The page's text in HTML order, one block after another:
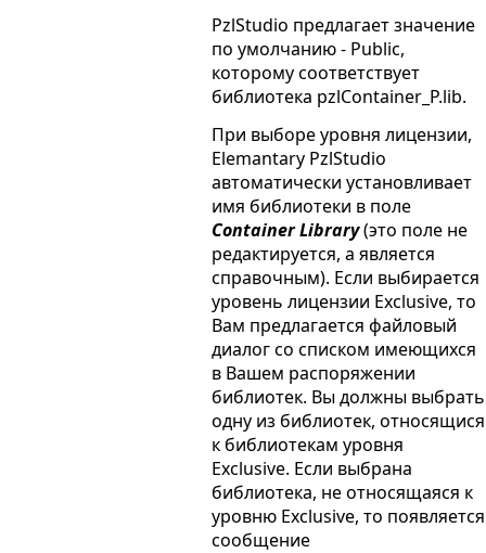
PzlStudio предлагает значение
по умолчанию - Public,
которому соответствует
библиотека pzlContainer_P.lib.
При выборе уровня лицензии,
Elemantary PzlStudio
автоматически установливает
имя библиотеки в поле
Container Library(это поле не
редактируется, а является
справочным). Если выбирается
уровень лицензии Exclusive, то
Вам предлагается файловый
диалог со списком имеющихся
в Вашем распоряжении
библиотек. Вы должны выбрать
одну из библиотек, относящися
к библиотекам уровня
Exclusive. Если выбрана
библиотека, не относящаяся к
уровню Exclusive, то появляется
сообщение